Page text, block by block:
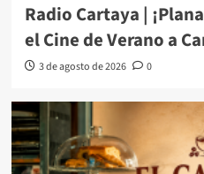
Radio Cartaya |
el Cine de Verano a
3 de agosto de 2026 0